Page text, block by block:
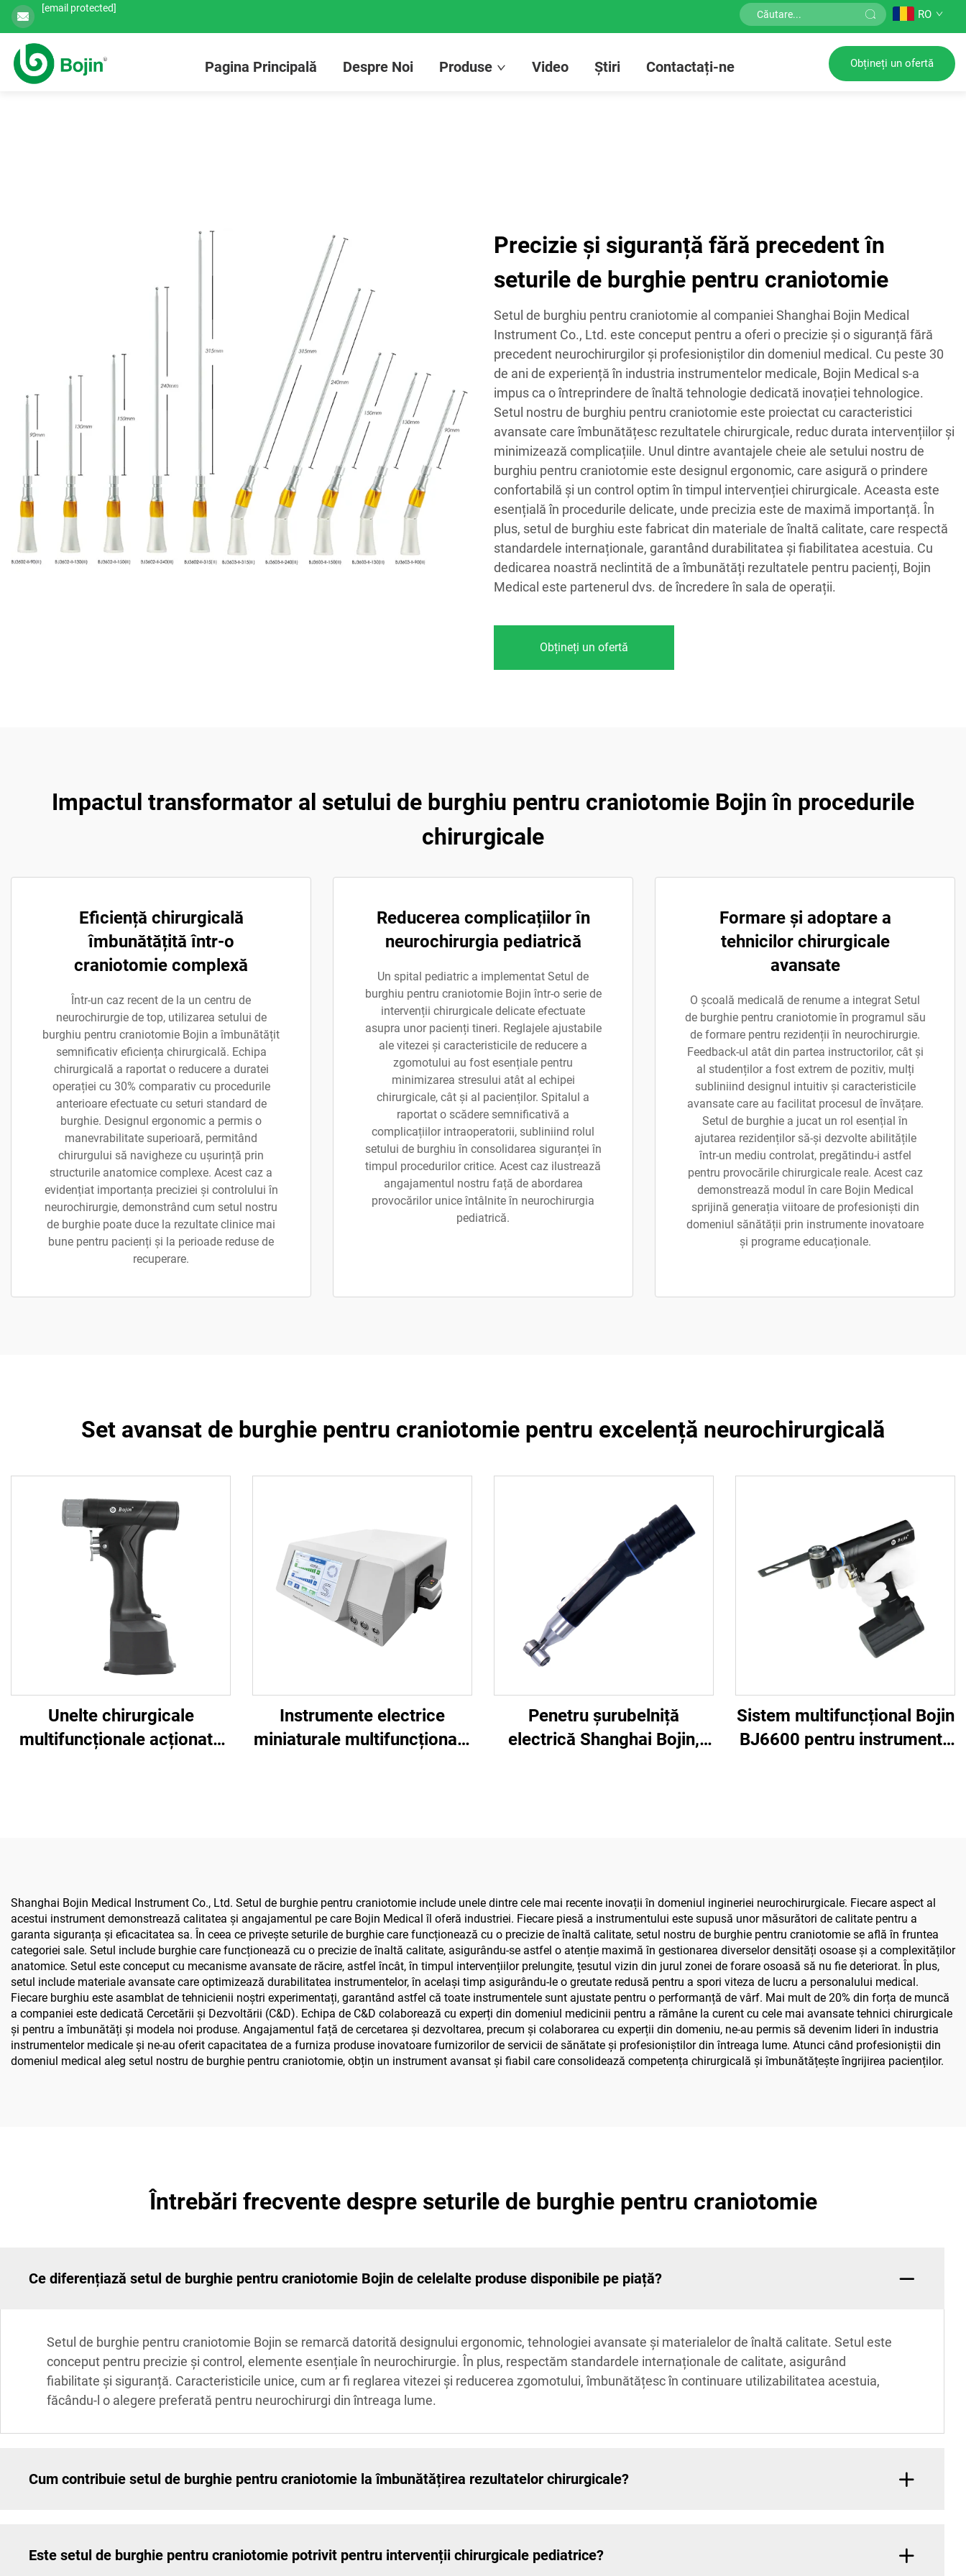
[email protected] RO
Pagina Principală Despre Noi Produse Video Știri Contactați-ne Obțineți un ofertă
Precizie și siguranță fără precedent în
seturile de burghie pentru craniotomie
Setul de burghiu pentru craniotomie al companiei Shanghai Bojin Medical
Instrument Co., Ltd. este conceput pentru a oferi o precizie și o siguranță fără
precedent neurochirurgilor și profesioniștilor din domeniul medical. Cu peste 30
de ani de experiență în industria instrumentelor medicale, Bojin Medical s-a
impus ca o întreprindere de înaltă tehnologie dedicată inovației tehnologice.
Setul nostru de burghiu pentru craniotomie este proiectat cu caracteristici
avansate care îmbunătățesc rezultatele chirurgicale, reduc durata intervențiilor și
minimizează complicațiile. Unul dintre avantajele cheie ale setului nostru de
burghiu pentru craniotomie este designul ergonomic, care asigură o prindere
confortabilă și un control optim în timpul intervenției chirurgicale. Aceasta este
esențială în procedurile delicate, unde precizia este de maximă importanță. În
plus, setul de burghiu este fabricat din materiale de înaltă calitate, care respectă
standardele internaționale, garantând durabilitatea și fiabilitatea acestuia. Cu
dedicarea noastră neclintită de a îmbunătăți rezultatele pentru pacienți, Bojin
Medical este partenerul dvs. de încredere în sala de operații.
Obțineți un ofertă
Impactul transformator al setului de burghiu pentru craniotomie Bojin în procedurile
chirurgicale
Eficiență chirurgicală
îmbunătățită într-o
craniotomie complexă
Într-un caz recent de la un centru de
neurochirurgie de top, utilizarea setului de
burghiu pentru craniotomie Bojin a îmbunătățit
semnificativ eficiența chirurgicală. Echipa
chirurgicală a raportat o reducere a duratei
operației cu 30% comparativ cu procedurile
anterioare efectuate cu seturi standard de
burghie. Designul ergonomic a permis o
manevrabilitate superioară, permitând
chirurgului să navigheze cu ușurință prin
structurile anatomice complexe. Acest caz a
evidențiat importanța preciziei și controlului în
neurochirurgie, demonstrând cum setul nostru
de burghie poate duce la rezultate clinice mai
bune pentru pacienți și la perioade reduse de
recuperare.
Reducerea complicațiilor în
neurochirurgia pediatrică
Un spital pediatric a implementat Setul de
burghiu pentru craniotomie Bojin într-o serie de
intervenții chirurgicale delicate efectuate
asupra unor pacienți tineri. Reglajele ajustabile
ale vitezei și caracteristicile de reducere a
zgomotului au fost esențiale pentru
minimizarea stresului atât al echipei
chirurgicale, cât și al pacienților. Spitalul a
raportat o scădere semnificativă a
complicațiilor intraoperatorii, subliniind rolul
setului de burghiu în consolidarea siguranței în
timpul procedurilor critice. Acest caz ilustrează
angajamentul nostru față de abordarea
provocărilor unice întâlnite în neurochirurgia
pediatrică.
Formare și adoptare a
tehnicilor chirurgicale
avansate
O școală medicală de renume a integrat Setul
de burghie pentru craniotomie în programul său
de formare pentru rezidenții în neurochirurgie.
Feedback-ul atât din partea instructorilor, cât și
al studenților a fost extrem de pozitiv, mulți
subliniind designul intuitiv și caracteristicile
avansate care au facilitat procesul de învățare.
Setul de burghie a jucat un rol esențial în
ajutarea rezidenților să-și dezvolte abilitățile
într-un mediu controlat, pregătindu-i astfel
pentru provocările chirurgicale reale. Acest caz
demonstrează modul în care Bojin Medical
sprijină generația viitoare de profesioniști din
domeniul sănătății prin instrumente inovatoare
și programe educaționale.
Set avansat de burghie pentru craniotomie pentru excelență neurochirurgicală
Unelte chirurgicale
multifuncționale acționate
Instrumente electrice
miniaturale multifuncționale
Penetru șurubelniță
electrică Shanghai Bojin,
Sistem multifuncțional Bojin
BJ6600 pentru instrumente
Shanghai Bojin Medical Instrument Co., Ltd. Setul de burghie pentru craniotomie include unele dintre cele mai recente inovații în domeniul ingineriei neurochirurgicale. Fiecare aspect al
acestui instrument demonstrează calitatea și angajamentul pe care Bojin Medical îl oferă industriei. Fiecare piesă a instrumentului este supusă unor măsurători de calitate pentru a
garanta siguranța și eficacitatea sa. În ceea ce privește seturile de burghie care funcționează cu o precizie de înaltă calitate, setul nostru de burghie pentru craniotomie se află în fruntea
categoriei sale. Setul include burghie care funcționează cu o precizie de înaltă calitate, asigurându-se astfel o atenție maximă în gestionarea diverselor densități osoase și a complexităților
anatomice. Setul este conceput cu mecanisme avansate de răcire, astfel încât, în timpul intervențiilor prelungite, țesutul vizin din jurul zonei de forare osoasă să nu fie deteriorat. În plus,
setul include materiale avansate care optimizează durabilitatea instrumentelor, în același timp asigurându-le o greutate redusă pentru a spori viteza de lucru a personalului medical.
Fiecare burghiu este asamblat de tehnicienii noștri experimentați, garantând astfel că toate instrumentele sunt ajustate pentru o performanță de vârf. Mai mult de 20% din forța de muncă
a companiei este dedicată Cercetării și Dezvoltării (C&D). Echipa de C&D colaborează cu experți din domeniul medicinii pentru a rămâne la curent cu cele mai avansate tehnici chirurgicale
și pentru a îmbunătăți și modela noi produse. Angajamentul față de cercetarea și dezvoltarea, precum și colaborarea cu experții din domeniu, ne-au permis să devenim lideri în industria
instrumentelor medicale și ne-au oferit capacitatea de a furniza produse inovatoare furnizorilor de servicii de sănătate și profesioniștilor din întreaga lume. Atunci când profesioniștii din
domeniul medical aleg setul nostru de burghie pentru craniotomie, obțin un instrument avansat și fiabil care consolidează competența chirurgicală și îmbunătățește îngrijirea pacienților.
Întrebări frecvente despre seturile de burghie pentru craniotomie
Ce diferențiază setul de burghie pentru craniotomie Bojin de celelalte produse disponibile pe piață?
Setul de burghie pentru craniotomie Bojin se remarcă datorită designului ergonomic, tehnologiei avansate și materialelor de înaltă calitate. Setul este
conceput pentru precizie și control, elemente esențiale în neurochirurgie. În plus, respectăm standardele internaționale de calitate, asigurând
fiabilitate și siguranță. Caracteristicile unice, cum ar fi reglarea vitezei și reducerea zgomotului, îmbunătățesc în continuare utilizabilitatea acestuia,
făcându-l o alegere preferată pentru neurochirurgi din întreaga lume.
Cum contribuie setul de burghie pentru craniotomie la îmbunătățirea rezultatelor chirurgicale?
Este setul de burghie pentru craniotomie potrivit pentru intervenții chirurgicale pediatrice?